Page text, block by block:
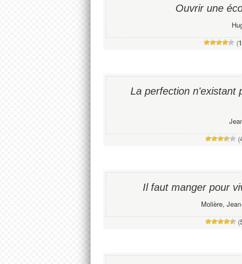
Ouvrir une
(
La perfection n'existant
(
Il faut manger pour
Molière,
(